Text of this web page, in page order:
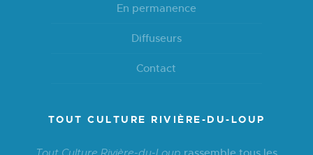
En permanence
Diffuseurs
Contact
TOUT CULTURE RIVIÈRE-DU-LOUP